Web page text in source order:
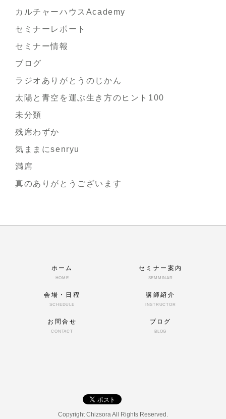
カルチャーハウスAcademy
セミナーレポート
セミナー情報
ブログ
ラジオありがとうのじかん
太陽と青空を運ぶ生き方のヒント100
未分類
残席わずか
気ままにsenryu
満席
真のありがとうございます
ホーム
HOME
セミナー案内
SEMMINAR
会場・日程
SCHEDULE
講師紹介
INSTRUCTOR
お問合せ
CONTACT
ブログ
BLOG
Copyright Chizsora All Rights Reserved.